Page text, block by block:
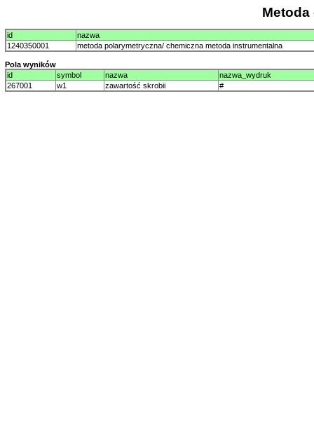
Metoda
id
nazwa
1240350001
metoda polarymetryczna/ chemiczna metoda instrumentalna
Pola wyników
id
symbol nazwa
nazwa_wydruk
267001
w1 zawartość skrobii #